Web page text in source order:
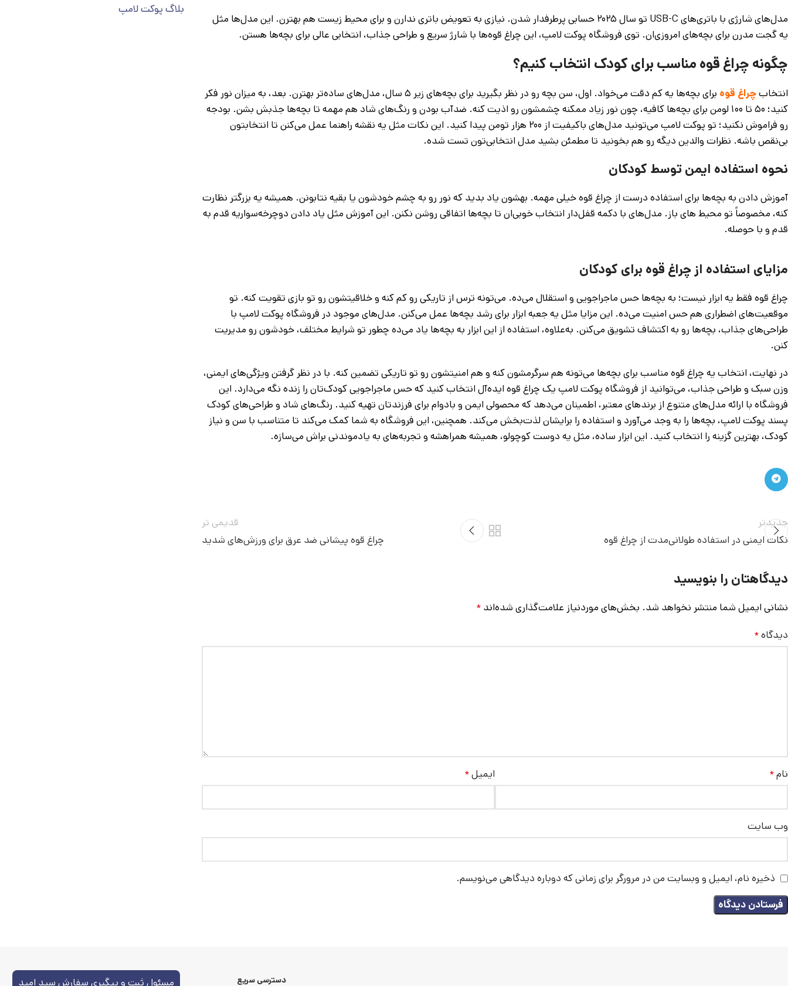
مدل‌های شارژی با باتری‌های USB-C تو سال ۲۰۲۵ حسابی پرطرفدار شدن. نیازی به تعویض باتری ندارن و برای محیط زیست هم بهترن. این مدل‌ها مثل
یه گجت مدرن برای بچه‌های امروزی‌ان. توی فروشگاه پوکت لامپ، این چراغ قوه‌ها با شارژ سریع و طراحی جذاب، انتخابی عالی برای بچه‌ها هستن.
چگونه چراغ قوه مناسب برای کودک انتخاب کنیم؟
انتخابچراغ قوه
برای بچه‌ها یه کم دقت می‌خواد. اول، سن بچه رو در نظر بگیرید برای بچه‌های زیر ۵ سال، مدل‌های ساده‌تر بهترن. بعد، به میزان نور فکر
کنید؛ ۵۰ تا ۱۰۰ لومن برای بچه‌ها کافیه، چون نور زیاد ممکنه چشمشون رو اذیت کنه. ضدآب بودن و رنگ‌های شاد هم مهمه تا بچه‌ها جذبش بشن. بودجه
رو فراموش نکنید؛ تو پوکت لامپ می‌تونید مدل‌های باکیفیت از ۲۰۰ هزار تومن پیدا کنید. این نکات مثل یه نقشه راهنما عمل می‌کنن تا انتخابتون
بی‌نقص باشه. نظرات والدین دیگه رو هم بخونید تا مطمئن بشید مدل انتخابی‌تون تست شده.
نحوه استفاده ایمن توسط کودکان
آموزش دادن به بچه‌ها برای استفاده درست از چراغ قوه خیلی مهمه. بهشون یاد بدید که نور رو به چشم خودشون یا بقیه نتابونن. همیشه یه بزرگتر نظارت
کنه، مخصوصاً تو محیط‌ های باز. مدل‌های با دکمه قفل‌دار انتخاب خوبی‌ان تا بچه‌ها اتفاقی روشن نکنن. این آموزش مثل یاد دادن دوچرخه‌سواریه قدم به
قدم و با حوصله.
مزایای استفاده از چراغ قوه برای کودکان
چراغ قوه فقط یه ابزار نیست؛ به بچه‌ها حس ماجراجویی و استقلال می‌ده. می‌تونه ترس از تاریکی رو کم کنه و خلاقیتشون رو تو بازی تقویت کنه. تو
موقعیت‌های اضطراری هم حس امنیت می‌ده. این مزایا مثل یه جعبه ابزار برای رشد بچه‌ها عمل می‌کنن. مدل‌های موجود در فروشگاه پوکت لامپ با
طراحی‌های جذاب، بچه‌ها رو به اکتشاف تشویق می‌کنن. به‌علاوه، استفاده از این ابزار به بچه‌ها یاد می‌ده چطور تو شرایط مختلف، خودشون رو مدیریت
کنن.
در نهایت، انتخاب یه چراغ قوه مناسب برای بچه‌ها می‌تونه هم سرگرمشون کنه و هم امنیتشون رو تو تاریکی تضمین کنه. با در نظر گرفتن ویژگی‌های ایمنی،
وزن سبک و طراحی جذاب، می‌توانید از فروشگاه پوکت لامپ یک چراغ قوه ایده‌آل انتخاب کنید که حس ماجراجویی کودک‌تان را زنده نگه می‌دارد. این
فروشگاه با ارائه مدل‌های متنوع از برندهای معتبر، اطمینان می‌دهد که محصولی ایمن و بادوام برای فرزندتان تهیه کنید. رنگ‌های شاد و طراحی‌های کودک
‌پسند پوکت لامپ، بچه‌ها را به وجد می‌آورد و استفاده را برایشان لذت‌بخش می‌کند. همچنین، این فروشگاه به شما کمک می‌کند تا متناسب با سن و نیاز
کودک، بهترین گزینه را انتخاب کنید. این ابزار ساده، مثل یه دوست کوچولو، همیشه همراهشه و تجربه‌های به‌ یادموندنی براش می‌سازه.
جدیدتر
نکات ایمنی در استفاده طولانی‌مدت از چراغ قوه
قدیمی تر
چراغ قوه پیشانی ضد عرق برای ورزش‌های شدید
دیدگاهتان را بنویسید
نشانی ایمیل شما منتشر نخواهد شد. بخش‌های موردنیاز علامت‌گذاری شده‌اند *
دیدگاه*
نام* ایمیل*
وب‌ سایت
ذخیره نام، ایمیل و وبسایت من در مرورگر برای زمانی که دوباره دیدگاهی می‌نویسم.
بلاگ پوکت لامپ
دسترسی سریع مسئول ثبت و پیگیری سفارش سید امید